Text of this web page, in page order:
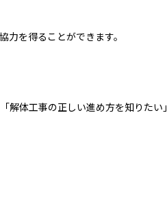
を得ることができます。
解体工事の正しい進め方を知りたい